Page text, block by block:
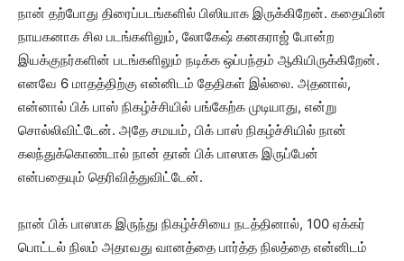
நான் தற்போது திரைப்படங்களில் பிஸியாக இருக்கிறேன். கதையின்
நாயகனாக சில படங்களிலும், லோகேஷ் கனகராஜ் போன்ற
இயக்குநர்களின் படங்களிலும் நடிக்க ஒப்பந்தம் ஆகியிருக்கிறேன்.
எனவே 6 மாதத்திற்கு என்னிடம் தேதிகள் இல்லை. அதனால்,
என்னால் பிக் பாஸ் நிகழ்ச்சியில் பங்கேற்க முடியாது, என்று
சொல்லிவிட்டேன். அதே சமயம், பிக் பாஸ் நிகழ்ச்சியில் நான்
கலந்துக்கொண்டால் நான் தான் பிக் பாஸாக இருப்பேன்
என்பதையும் தெரிவித்துவிட்டேன்.
நான் பிக் பாஸாக இருந்து நிகழ்ச்சியை நடத்தினால், 100 ஏக்கர்
பொட்டல் நிலம் அதாவது வானத்தை பார்த்த நிலத்தை என்னிடம்